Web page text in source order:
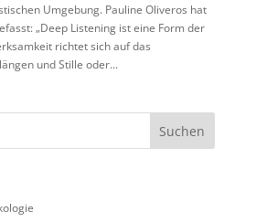
Umgebung. Pauline Oliveros hat
„Deep Listening ist eine Form der
richtet sich auf das
und Stille oder...